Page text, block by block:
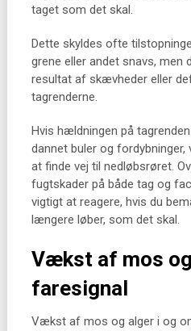
taget som det skal.
Dette skyldes ofte
grene eller andet snavs,
resultat af skævheder eller
tagrenderne.
Hvis hældningen på
dannet buler og
at finde vej til nedløbsrøret.
fugtskader på både tag og
vigtigt at reagere, hvis du
længere løber, som det skal.
Vækst af mos
faresignal
Vækst af mos og alger i og